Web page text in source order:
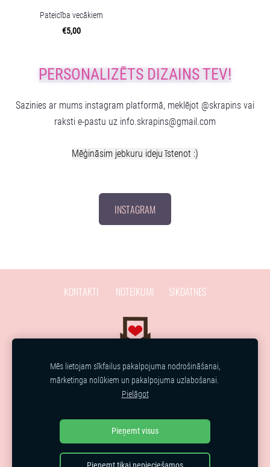
PERSONALIZĒTS DIZAINS TEV!
Sazinies ar mums instagram platformā, meklējot @skrapins vai
raksti e-pastu uz info.skrapins@gmail.com
Mēģināsim jebkuru ideju īstenot :)
INSTAGRAM
Pateicība vecākiem
€5,00
KONTAKTI NOTEIKUMI SĪKDATNES
Lai īpašo mirkļu ir vairāk!
Mēs lietojam sīkfailus pakalpojuma nodrošināšanai,
mārketinga nolūkiem un pakalpojuma uzlabošanai.
Pielāgot
Pieņemt visus